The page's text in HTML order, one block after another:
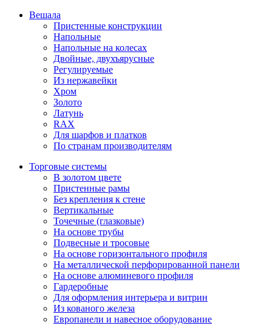
Вешала
Пристенные конструкции
Напольные
Напольные на колесах
Двойные, двухъярусные
Регулируемые
Из нержавейки
Хром
Золото
Латунь
RAX
Для шарфов и платков
По странам производителям
Торговые системы
В золотом цвете
Пристенные рамы
Без крепления к стене
Вертикальные
Точечные (глазковые)
На основе трубы
Подвесные и тросовые
На основе горизонтального профиля
На металлической перфорированной панели
На основе алюминевого профиля
Гардеробные
Для оформления интерьера и витрин
Из кованого железа
Европанели и навесное оборудование